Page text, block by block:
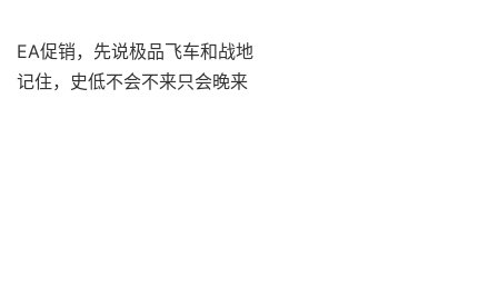
EA促销，先说极品飞车和战地
记住，史低不会不来只会晚来